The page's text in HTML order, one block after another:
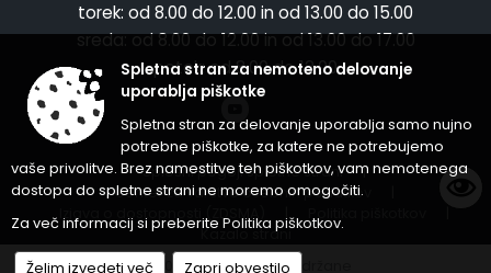
torek: od 8.00 do 12.00 in od 13.00 do 15.00
sreda:od 8.00 do 12.00 in od 13.00 do 17.00
petek:od 8.00 do 12.00
Splošni pogoji spletne strani
|
Center za varstvo osebnih podatkov
Kazalo strani
© 2026 Vse pravice pridržane
Spletna stran za nemoteno delovanje
uporablja piškotke
Spletna stran za delovanje uporablja samo nujno
potrebne piškotke, za katere ne potrebujemo
vaše privolitve. Brez namestitve teh piškotkov, vam nemotenega
dostopa do spletne strani ne moremo omogočiti.
Za več informacij si preberite Politika piškotkov.
Želim izvedeti več Zapri obvestilo